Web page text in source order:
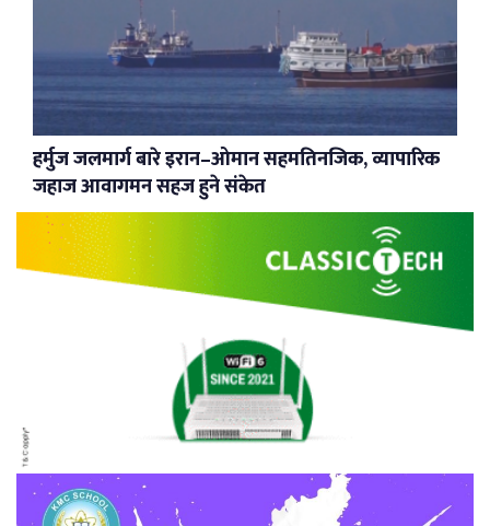
हर्मुज जलमार्ग बारे इरान–ओमान सहमतिनजिक, व्यापारिक
जहाज आवागमन सहज हुने संकेत